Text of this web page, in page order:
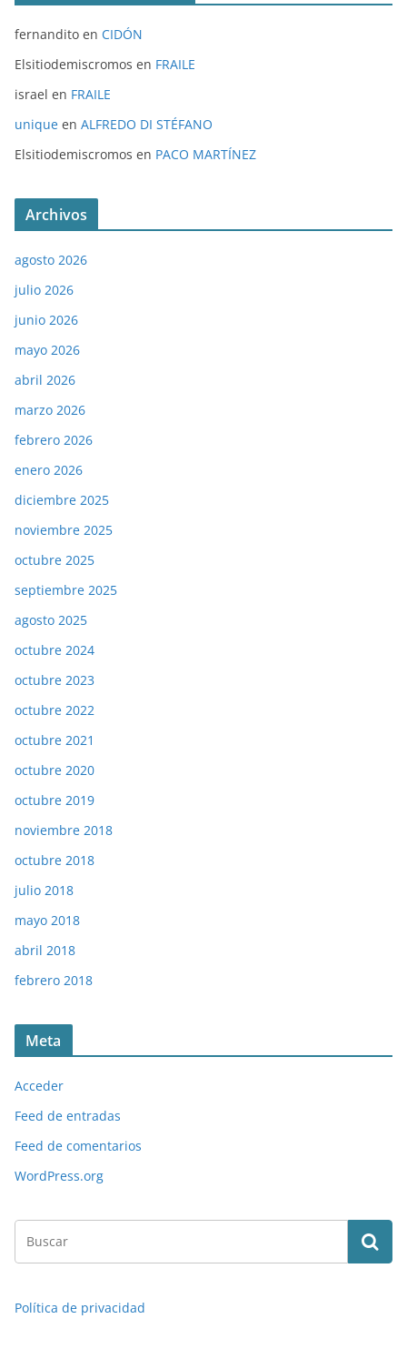
fernandito en CIDÓN
Elsitiodemiscromos en FRAILE
israel en FRAILE
unique en ALFREDO DI STÉFANO
Elsitiodemiscromos en PACO MARTÍNEZ
Archivos
agosto 2026
julio 2026
junio 2026
mayo 2026
abril 2026
marzo 2026
febrero 2026
enero 2026
diciembre 2025
noviembre 2025
octubre 2025
septiembre 2025
agosto 2025
octubre 2024
octubre 2023
octubre 2022
octubre 2021
octubre 2020
octubre 2019
noviembre 2018
octubre 2018
julio 2018
mayo 2018
abril 2018
febrero 2018
Meta
Acceder
Feed de entradas
Feed de comentarios
WordPress.org
Política de privacidad